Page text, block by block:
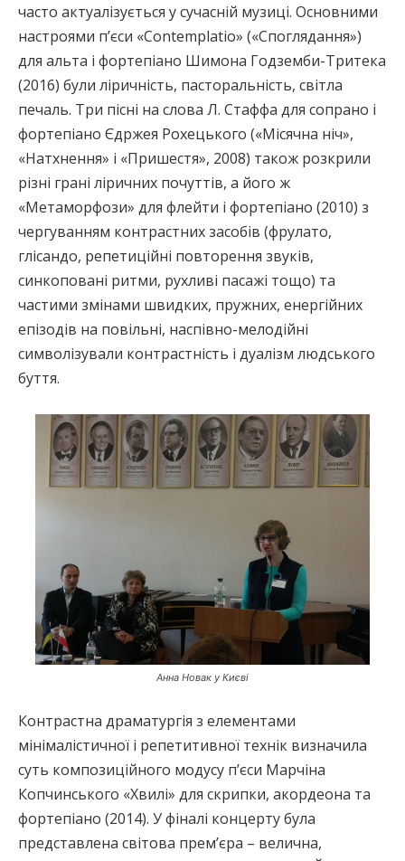
часто актуалізується у сучасній музиці. Основними
настроями п’єси «Contemplatio» («Споглядання»)
для альта і фортепіано Шимона Годземби-Тритека
(2016) були ліричність, пасторальність, світла
печаль. Три пісні на слова Л. Стаффа для сопрано і
фортепіано Єдржея Рохецького («Місячна ніч»,
«Натхнення» і «Пришестя», 2008) також розкрили
різні грані ліричних почуттів, а його ж
«Метаморфози» для флейти і фортепіано (2010) з
чергуванням контрастних засобів (фрулато,
глісандо, репетиційні повторення звуків,
синкоповані ритми, рухливі пасажі тощо) та
частими змінами швидких, пружних, енергійних
епізодів на повільні, наспівно-мелодійні
символізували контрастність і дуалізм людського
буття.
Анна Новак у Києві
Контрастна драматургія з елементами
мінімалістичної і репетитивної технік визначила
суть композиційного модусу п’єси Марчіна
Копчинського «Хвилі» для скрипки, акордеона та
фортепіано (2014). У фіналі концерту була
представлена світова прем’єра – велична,